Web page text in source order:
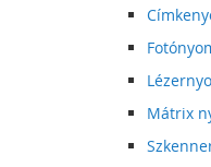
Mátrix